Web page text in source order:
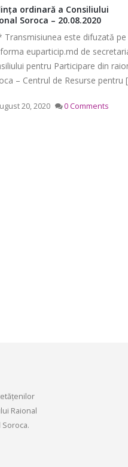
ordinară a Consiliului
Soroca – 20.08.2020
este difuzată pe
euparticip.md de secretariatul
pentru Participare din raionul
– Centrul de Resurse pentru [...]
20, 2020 0 Comments
raional Soroca din 06 mai 2026
mai 6, 2026
Ședința Comisiei pentru buget,
finanțe și administrarea
patrimoniului a Consiliului